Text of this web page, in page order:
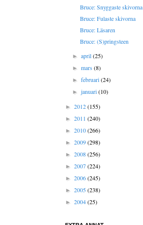
Bruce: Snyggaste skivorna
Bruce: Fulaste skivorna
Bruce: Läsaren
Bruce: (S)pringsteen
►april(25)
►mars(8)
►februari(24)
►januari(10)
► 2012(155)
► 2011 (240)
► 2010(266)
► 2009(298)
► 2008(256)
► 2007(224)
► 2006(245)
► 2005(238)
► 2004(25)